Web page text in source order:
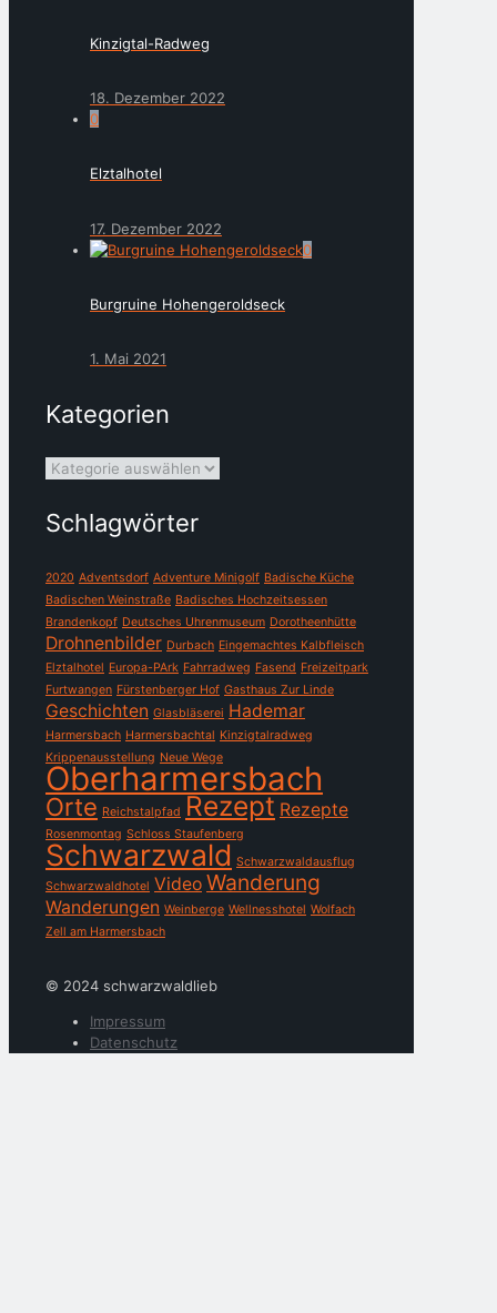
Kinzigtal-Radweg
18. Dezember 2022
0
Elztalhotel
17. Dezember 2022
0
Burgruine Hohengeroldseck
1. Mai 2021
Kategorien
Kategorien
Schlagwörter
2020 Adventsdorf Adventure Minigolf Badische Küche
Badischen Weinstraße Badisches Hochzeitsessen
Brandenkopf Deutsches Uhrenmuseum Dorotheenhütte
Drohnenbilder Durbach Eingemachtes Kalbfleisch
Elztalhotel Europa-PArk Fahrradweg Fasend Freizeitpark
Furtwangen Fürstenberger Hof Gasthaus Zur Linde
Geschichten Glasbläserei Hademar
Harmersbach Harmersbachtal Kinzigtalradweg
Krippenausstellung Neue Wege
Oberharmersbach
Orte Reichstalpfad Rezept Rezepte
Rosenmontag Schloss Staufenberg
Schwarzwald Schwarzwaldausflug
Schwarzwaldhotel Video Wanderung
Wanderungen Weinberge Wellnesshotel Wolfach
Zell am Harmersbach
© 2024 schwarzwaldlieb
Impressum
Datenschutz